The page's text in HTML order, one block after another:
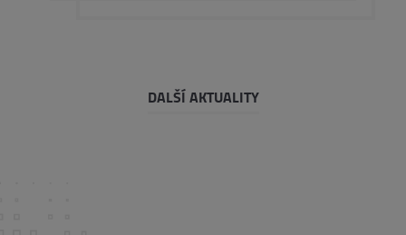
DALŠÍ AKTUALITY